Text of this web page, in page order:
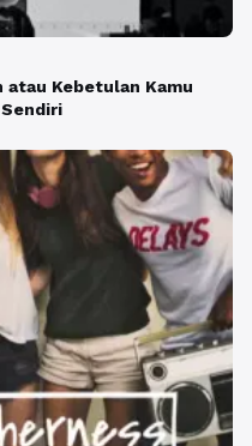
atau Kebetulan Kamu